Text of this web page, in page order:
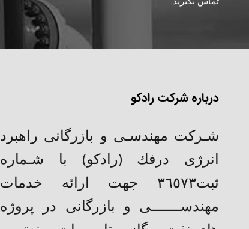
درباره شرکت رادکو
شـركت مهندسـی و بازرگانی راهبرد
انرژی درفك (رادکو) با شـماره
ثبت٣٦٥٧٣ جهت ارائه خدمات
مهندســـــــی و بازرگانی در پروژه